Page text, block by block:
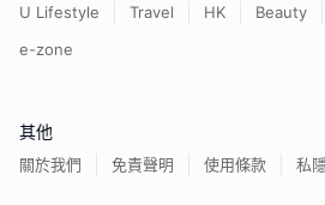
U Lifestyle Travel HK Beauty
e-zone
其他
關於我們 免責聲明 使用條款 私